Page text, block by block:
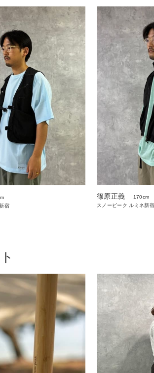
宿
篠原正義
170cm
スノーピーク ルミネ新宿